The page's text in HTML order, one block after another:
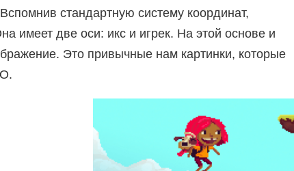
стандартную систему координат,
имеет две оси: икс и игрек. На этой основе и
Это привычные нам картинки, которые